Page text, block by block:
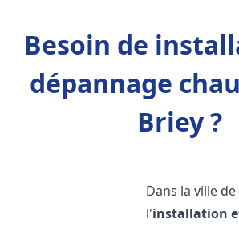
Besoin de
dépannage
Briey ?
Dans la ville de
l'installation